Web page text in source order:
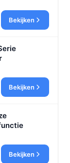
Bekijken
Bekijken
Bekijken